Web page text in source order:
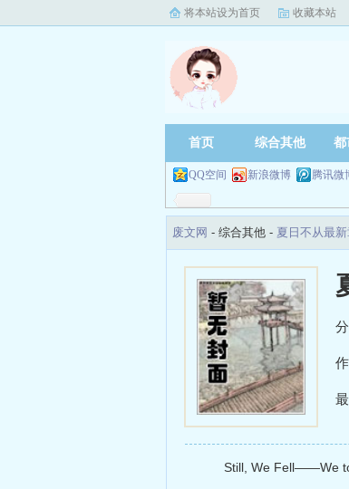
将本站设为首页 收藏本站
首页 综合其他 都
QQ空间 新浪微博 腾讯微
废文网 - 综合其他 - 夏日不从最
Still, We Fell——We